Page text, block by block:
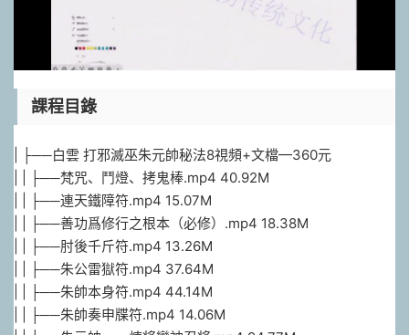
課程目錄
| ├──白雲 打邪滅巫朱元帥秘法8視頻+文檔—360元
| | ├──梵咒、鬥燈、拷鬼棒.mp4 40.92M
| | ├──連天鐵障符.mp4 15.07M
| | ├──善功爲修行之根本（必修）.mp4 18.38M
| | ├──肘後千斤符.mp4 13.26M
| | ├──朱公雷獄符.mp4 37.64M
| | ├──朱帥本身符.mp4 44.14M
| | ├──朱帥奏申牒符.mp4 14.06M